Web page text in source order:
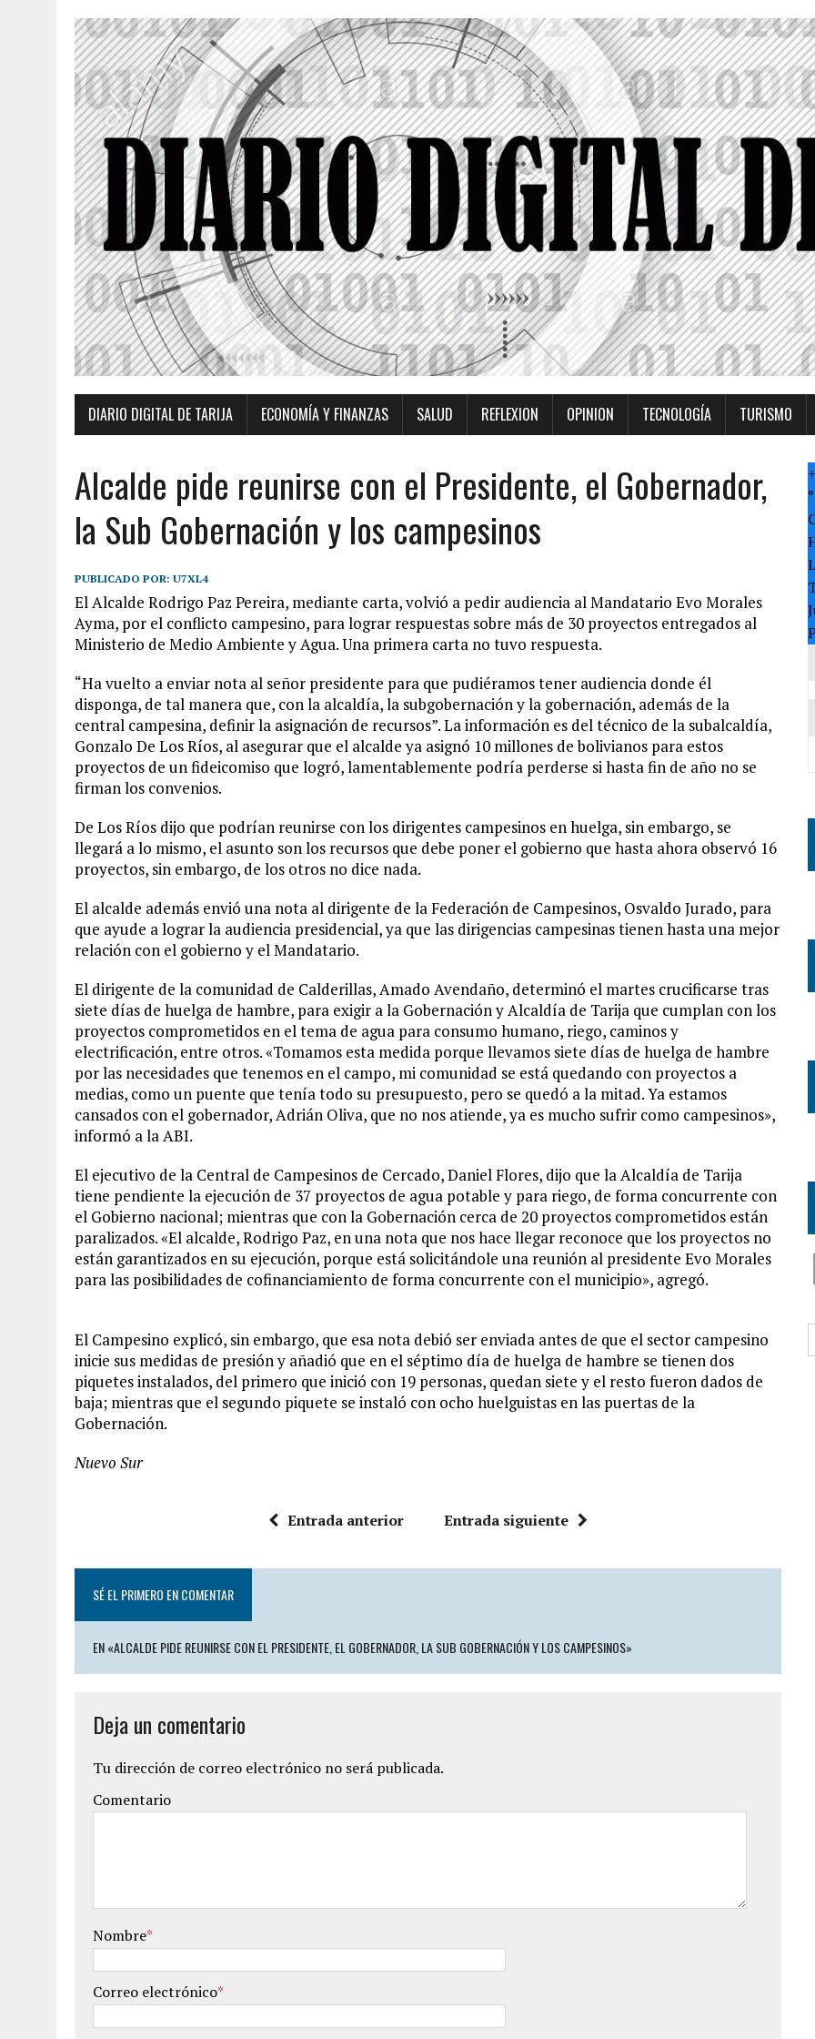
DIARIO DIGITAL DE TARIJA ECONOMÍA Y FINANZAS SALUD REFLEXION OPINION TECNOLOGÍA TURISMO
Alcalde pide reunirse con el Presidente, el Gobernador,
la Sub Gobernación y los campesinos
PUBLICADO POR: U7XL4
El Alcalde Rodrigo Paz Pereira, mediante carta, volvió a pedir audiencia al Mandatario Evo Morales
Ayma, por el conflicto campesino, para lograr respuestas sobre más de 30 proyectos entregados al
Ministerio de Medio Ambiente y Agua. Una primera carta no tuvo respuesta.
“Ha vuelto a enviar nota al señor presidente para que pudiéramos tener audiencia donde él
disponga, de tal manera que, con la alcaldía, la subgobernación y la gobernación, además de la
central campesina, definir la asignación de recursos”. La información es del técnico de la subalcaldía,
Gonzalo De Los Ríos, al asegurar que el alcalde ya asignó 10 millones de bolivianos para estos
proyectos de un fideicomiso que logró, lamentablemente podría perderse si hasta fin de año no se
firman los convenios.
De Los Ríos dijo que podrían reunirse con los dirigentes campesinos en huelga, sin embargo, se
llegará a lo mismo, el asunto son los recursos que debe poner el gobierno que hasta ahora observó 16
proyectos, sin embargo, de los otros no dice nada.
El alcalde además envió una nota al dirigente de la Federación de Campesinos, Osvaldo Jurado, para
que ayude a lograr la audiencia presidencial, ya que las dirigencias campesinas tienen hasta una mejor
relación con el gobierno y el Mandatario.
El dirigente de la comunidad de Calderillas, Amado Avendaño, determinó el martes crucificarse tras
siete días de huelga de hambre, para exigir a la Gobernación y Alcaldía de Tarija que cumplan con los
proyectos comprometidos en el tema de agua para consumo humano, riego, caminos y
electrificación, entre otros. «Tomamos esta medida porque llevamos siete días de huelga de hambre
por las necesidades que tenemos en el campo, mi comunidad se está quedando con proyectos a
medias, como un puente que tenía todo su presupuesto, pero se quedó a la mitad. Ya estamos
cansados con el gobernador, Adrián Oliva, que no nos atiende, ya es mucho sufrir como campesinos»,
informó a la ABI.
El ejecutivo de la Central de Campesinos de Cercado, Daniel Flores, dijo que la Alcaldía de Tarija
tiene pendiente la ejecución de 37 proyectos de agua potable y para riego, de forma concurrente con
el Gobierno nacional; mientras que con la Gobernación cerca de 20 proyectos comprometidos están
paralizados. «El alcalde, Rodrigo Paz, en una nota que nos hace llegar reconoce que los proyectos no
están garantizados en su ejecución, porque está solicitándole una reunión al presidente Evo Morales
para las posibilidades de cofinanciamiento de forma concurrente con el municipio», agregó.
El Campesino explicó, sin embargo, que esa nota debió ser enviada antes de que el sector campesino
inicie sus medidas de presión y añadió que en el séptimo día de huelga de hambre se tienen dos
piquetes instalados, del primero que inició con 19 personas, quedan siete y el resto fueron dados de
baja; mientras que el segundo piquete se instaló con ocho huelguistas en las puertas de la
Gobernación.
Nuevo Sur
Entrada anterior Entrada siguiente
SÉ EL PRIMERO EN COMENTAR
EN «ALCALDE PIDE REUNIRSE CON EL PRESIDENTE, EL GOBERNADOR, LA SUB GOBERNACIÓN Y LOS CAMPESINOS»
Deja un comentario
Tu dirección de correo electrónico no será publicada.
Comentario
Nombre*
Correo electrónico*
°